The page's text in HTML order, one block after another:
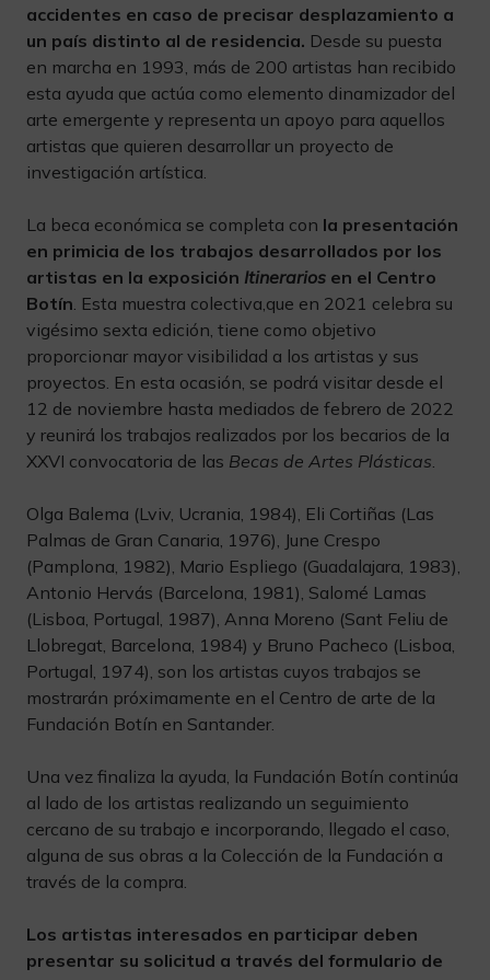
accidentes en caso de precisar desplazamiento a
un país distinto al de residencia. Desde su puesta
en marcha en 1993, más de 200 artistas han recibido
esta ayuda que actúa como elemento dinamizador del
arte emergente y representa un apoyo para aquellos
artistas que quieren desarrollar un proyecto de
investigación artística.
La beca económica se completa con la presentación
en primicia de los trabajos desarrollados por los
artistas en la exposición Itinerarios en el Centro
Botín . Esta muestra colectiva,que en 2021 celebra su
vigésimo sexta edición, tiene como objetivo
proporcionar mayor visibilidad a los artistas y sus
proyectos. En esta ocasión, se podrá visitar desde el
12 de noviembre hasta mediados de febrero de 2022
y reunirá los trabajos realizados por los becarios de la
XXVI convocatoria de las Becas de Artes Plásticas
Olga Balema (Lviv, Ucrania, 1984), Eli Cortiñas (Las
Palmas de Gran Canaria, 1976), June Crespo
(Pamplona, 1982), Mario Espliego (Guadalajara, 1983),
Antonio Hervás (Barcelona, 1981), Salomé Lamas
(Lisboa, Portugal, 1987), Anna Moreno (Sant Feliu de
Llobregat, Barcelona, 1984) y Bruno Pacheco (Lisboa,
Portugal, 1974), son los artistas cuyos trabajos se
mostrarán próximamente en el Centro de arte de la
Fundación Botín en Santander.
Una vez finaliza la ayuda, la Fundación Botín continúa
al lado de los artistas realizando un seguimiento
cercano de su trabajo e incorporando, llegado el caso,
alguna de sus obras a la Colección de la Fundación a
través de la compra.
Los artistas interesados en participar deben
presentar su solicitud a través del formulario de